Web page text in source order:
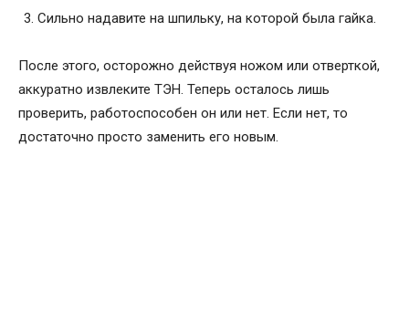
Сильно надавите на шпильку, на которой была гайка.
После этого, осторожно действуя ножом или отверткой,
аккуратно извлеките ТЭН. Теперь осталось лишь
проверить, работоспособен он или нет. Если нет, то
достаточно просто заменить его новым.